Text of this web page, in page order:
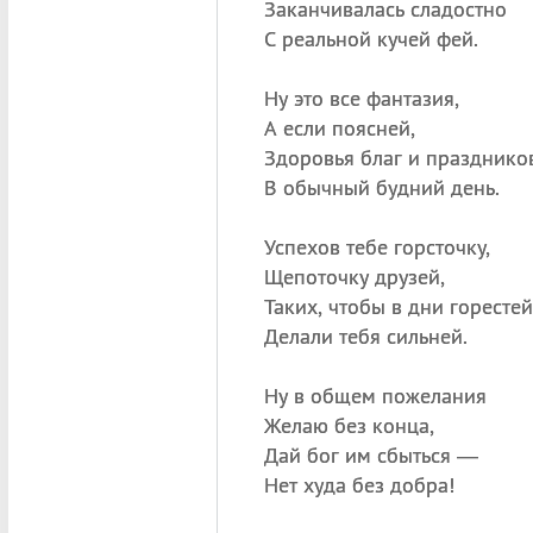
Заканчивалась сладостно
С реальной кучей фей.
Ну это все фантазия,
А если поясней,
Здоровья благ и
В обычный будний день.
Успехов тебе горсточку,
Щепоточку друзей,
Таких, чтобы в дни горестей
Делали тебя сильней.
Ну в общем пожелания
Желаю без конца,
Дай бог им сбыться —
Нет худа без добра!